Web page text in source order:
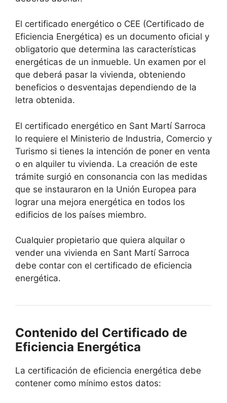
El certificado energético o CEE (Certificado de
Eficiencia Energética) es un documento oficial y
obligatorio que determina las características
energéticas de un inmueble. Un examen por el
que deberá pasar la vivienda, obteniendo
beneficios o desventajas dependiendo de la
letra obtenida.
El certificado energético en Sant Martí Sarroca
lo requiere el Ministerio de Industria, Comercio y
Turismo si tienes la intención de poner en venta
o en alquiler tu vivienda. La creación de este
trámite surgió en consonancia con las medidas
que se instauraron en la Unión Europea para
lograr una mejora energética en todos los
edificios de los países miembro.
Cualquier propietario que quiera alquilar o
vender una vivienda en Sant Martí Sarroca
debe contar con el certificado de eficiencia
energética.
Contenido del Certificado de
Eficiencia Energética
La certificación de eficiencia energética debe
contener como mínimo estos datos: